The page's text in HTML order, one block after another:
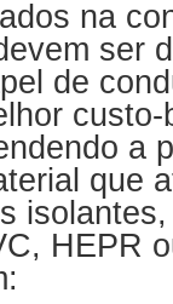
na
ser
de
a
que
HEPR